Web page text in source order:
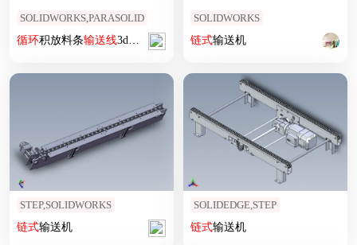
SOLIDWORKS,PARASOLID
循环积放料条输送线3d图纸 前后升降双层 循环倍速链3d图 三维模型
SOLIDWORKS
链式输送机
STEP,SOLIDWORKS
链式输送机
SOLIDEDGE,STEP
链式输送机